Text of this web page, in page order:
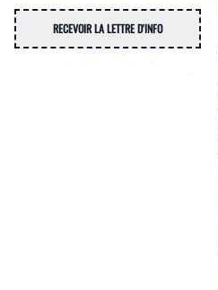
RECEVOIR LA LETTRE D'INFO